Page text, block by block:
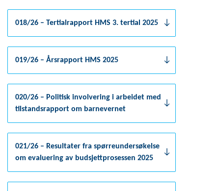
018/26 – Tertialrapport HMS 3. tertial 2025
019/26 – Årsrapport HMS 2025
020/26 – Politisk involvering i arbeidet med
tilstandsrapport om barnevernet
021/26 – Resultater fra spørreundersøkelse
om evaluering av budsjettprosessen 2025